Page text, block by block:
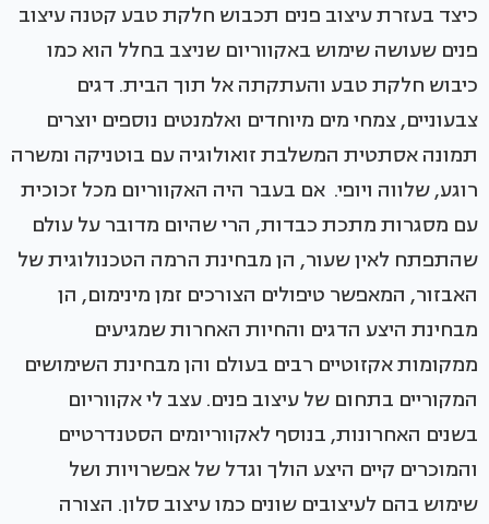
כיצד בעזרת עיצוב פנים תכבוש חלקת טבע קטנה עיצוב
פנים שעושה שימוש באקווריום שניצב בחלל הוא כמו
כיבוש חלקת טבע והעתקתה אל תוך הבית. דגים
צבעוניים, צמחי מים מיוחדים ואלמנטים נוספים יוצרים
תמונה אסתטית המשלבת זואולוגיה עם בוטניקה ומשרה
רוגע, שלווה ויופי. אם בעבר היה האקווריום מכל זכוכית
עם מסגרות מתכת כבדות, הרי שהיום מדובר על עולם
שהתפתח לאין שעור, הן מבחינת הרמה הטכנולוגית של
האבזור, המאפשר טיפולים הצורכים זמן מינימום, הן
מבחינת היצע הדגים והחיות האחרות שמגיעים
ממקומות אקזוטיים רבים בעולם והן מבחינת השימושים
המקוריים בתחום של עיצוב פנים. עצב לי אקווריום
בשנים האחרונות, בנוסף לאקווריומים הסטנדרטיים
והמוכרים קיים היצע הולך וגדל של אפשרויות ושל
שימוש בהם לעיצובים שונים כמו עיצוב סלון. הצורה